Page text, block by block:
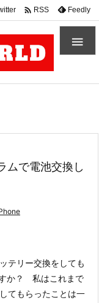

 RSS Feedly
ムで電池交換し
テリー交換をしても
か？ 私はこれまで
てもらったことは一